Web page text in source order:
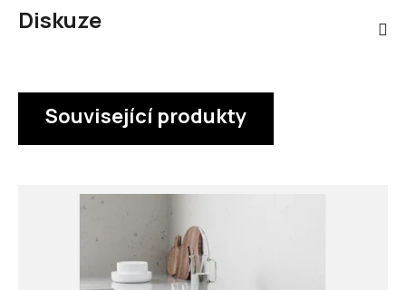
Diskuze
Související produkty